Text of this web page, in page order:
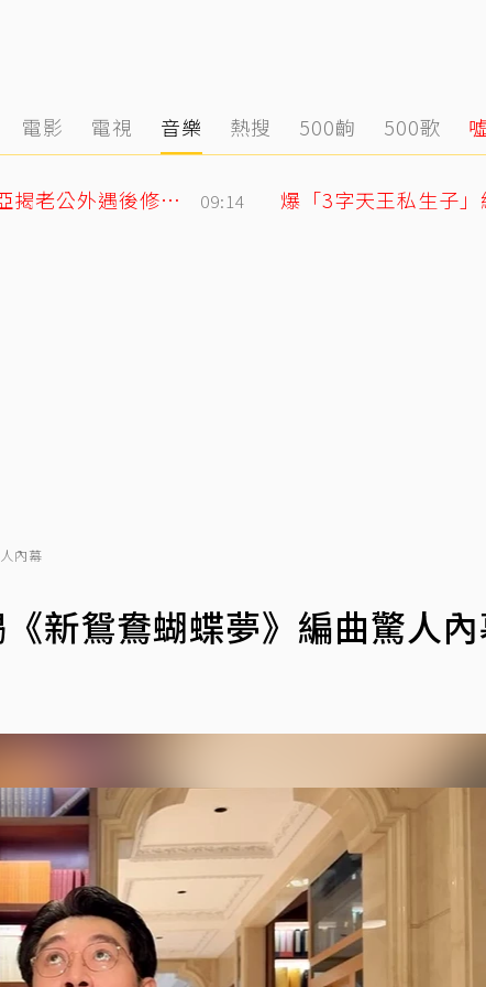
電影 電視 音樂 熱搜 500齣 500歌
「明明牽著手，身體卻是僵硬的」 欣西亞揭老公外遇後修復真相 09:14 爆「3字天王私生子
內幕
新鴛鴦蝴蝶夢》編曲驚人